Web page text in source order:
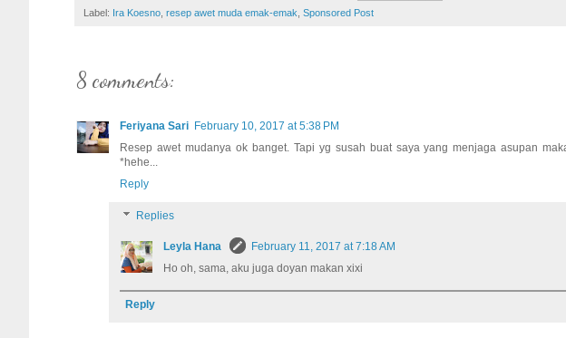
Label: Ira Koesno resep awet muda emak-emak Sponsored Post
8 comments:
Feriyana Sari February 10, 2017 at 5:38 PM
Resep awet mudanya ok banget. Tapi yg susah buat saya yang menjaga asupan
*hehe...
Reply
Replies
Leyla Hana
February 11, 2017 at 7:18 AM
Ho oh, sama, aku juga doyan makan xixi
Reply